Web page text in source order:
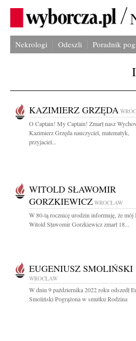
Nekrologi Odeszli Poradnik
KAZIMIERZ GRZĘDA
O Captain! My Captain! Zmarł nasz
Kazimierz Grzęda nauczyciel, matematyk,
przyjaciel...
WITOLD SŁAWOMIR
GORZKIEWICZ WROCŁAW
W 80-tą rocznicę urodzin informuję, że mój
Witold Sławomir Gorzkiewicz zmarł 18...
EUGENIUSZ SMOLIŃSKI
WROCŁAW
W dniu 9 października 2022 roku odszedł
Smoliński Pogrążona w smutku Rodzina